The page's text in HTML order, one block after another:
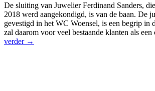
De sluiting van Juwelier Ferdinand Sanders,
2018 werd aangekondigd, is van de baan. De
gevestigd in het WC Woensel, is een begrip in
zal daarom voor veel bestaande klanten als
verder →